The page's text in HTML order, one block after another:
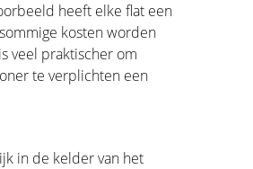
heeft elke flat een
kosten worden
veel praktischer om
te verplichten een
in de kelder van het